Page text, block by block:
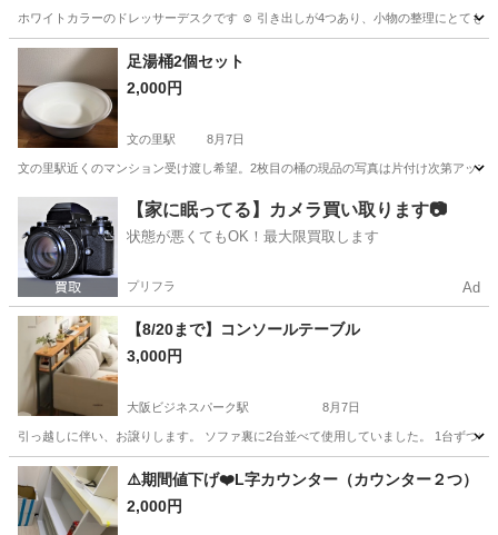
ホワイトカラーのドレッサーデスクです ☺︎ 引き出しが4つあり、小物の整理にとても
大阪 吹田市 万博記念公園駅
足湯桶2個セット
2,000円
文の里駅 8月7日
文の里駅近くのマンション受け渡し希望。2枚目の桶の現品の写真は片付け次第アップ
大阪市 文の里駅 家具
【家に眠ってる】カメラ買い取ります📷
状態が悪くてもOK！最大限買取します
プリフラ Ad
【8/20まで】コンソールテーブル
3,000円
大阪ビジネスパーク駅 8月7日
引っ越しに伴い、お譲りします。 ソファ裏に2台並べて使用していました。 1台ずつ
大阪 大阪市 大阪ビジネスパーク駅 収納家具
⚠️期間値下げ❤️L字カウンター（カウンター２つ）
2,000円